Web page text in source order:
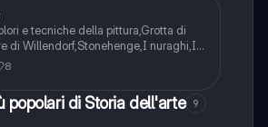
e tecniche della pittura,Grotta di
di Willendorf,Stonehenge,I nuraghi,I
8
popolari di Storia dell'arte 9